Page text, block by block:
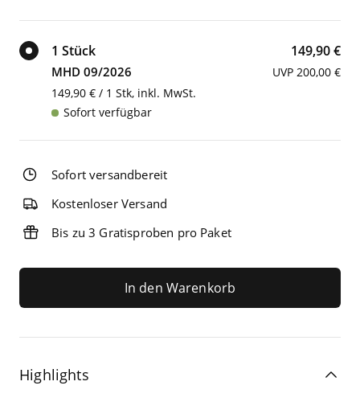
1 Stück
MHD 09/2026
149,90 € / 1 Stk, inkl. MwSt.
Sofort verfügbar
149,90 €
UVP 200,00 €
Sofort versandbereit
Kostenloser Versand
Bis zu 3 Gratisproben pro Paket
In den Warenkorb
Highlights